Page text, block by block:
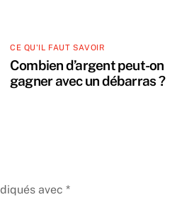
CE QU'IL FAUT SAVOIR
Combien d’argent peut-on
gagner avec un débarras ?
avec *